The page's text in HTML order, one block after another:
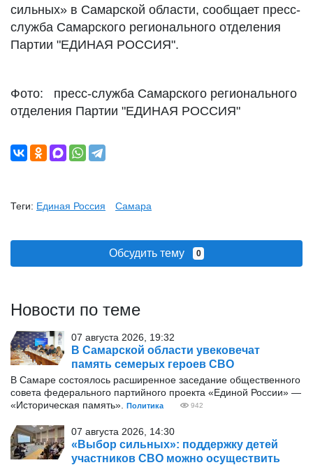
сильных» в Самарской области, сообщает пресс-
служба Самарского регионального отделения
Партии "ЕДИНАЯ РОССИЯ".
Фото: пресс-служба Самарского регионального
отделения Партии "ЕДИНАЯ РОССИЯ"
Теги: Единая Россия Самара
Обсудить тему 0
Новости по теме
07 августа 2026, 19:32
В Самарской области увековечат
память семерых героев СВО
В Самаре состоялось расширенное заседание общественного
совета федерального партийного проекта «Единой России» —
«Историческая память».
Политика 942
07 августа 2026, 14:30
«Выбор сильных»: поддержку детей
участников СВО можно осуществить